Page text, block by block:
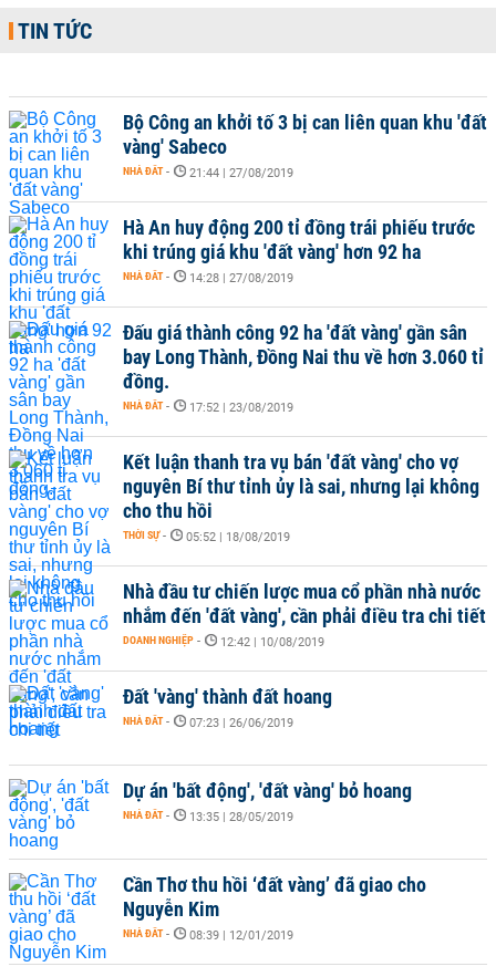
TIN TỨC
Bộ Công an khởi tố 3 bị can liên quan khu 'đất
vàng' Sabeco
NHÀ ĐẤT - 21:44 | 27/08/2019
Hà An huy động 200 tỉ đồng trái phiếu trước
khi trúng giá khu 'đất vàng' hơn 92 ha
NHÀ ĐẤT - 14:28 | 27/08/2019
Đấu giá thành công 92 ha 'đất vàng' gần sân
bay Long Thành, Đồng Nai thu về hơn 3.060 tỉ
đồng.
NHÀ ĐẤT - 17:52 | 23/08/2019
Kết luận thanh tra vụ bán 'đất vàng' cho vợ
nguyên Bí thư tỉnh ủy là sai, nhưng lại không
cho thu hồi
THỜI SỰ - 05:52 | 18/08/2019
Nhà đầu tư chiến lược mua cổ phần nhà nước
nhắm đến 'đất vàng', cần phải điều tra chi tiết
DOANH NGHIỆP - 12:42 | 10/08/2019
Đất 'vàng' thành đất hoang
NHÀ ĐẤT - 07:23 | 26/06/2019
Dự án 'bất động', 'đất vàng' bỏ hoang
NHÀ ĐẤT - 13:35 | 28/05/2019
Cần Thơ thu hồi ‘đất vàng’ đã giao cho
Nguyễn Kim
NHÀ ĐẤT - 08:39 | 12/01/2019